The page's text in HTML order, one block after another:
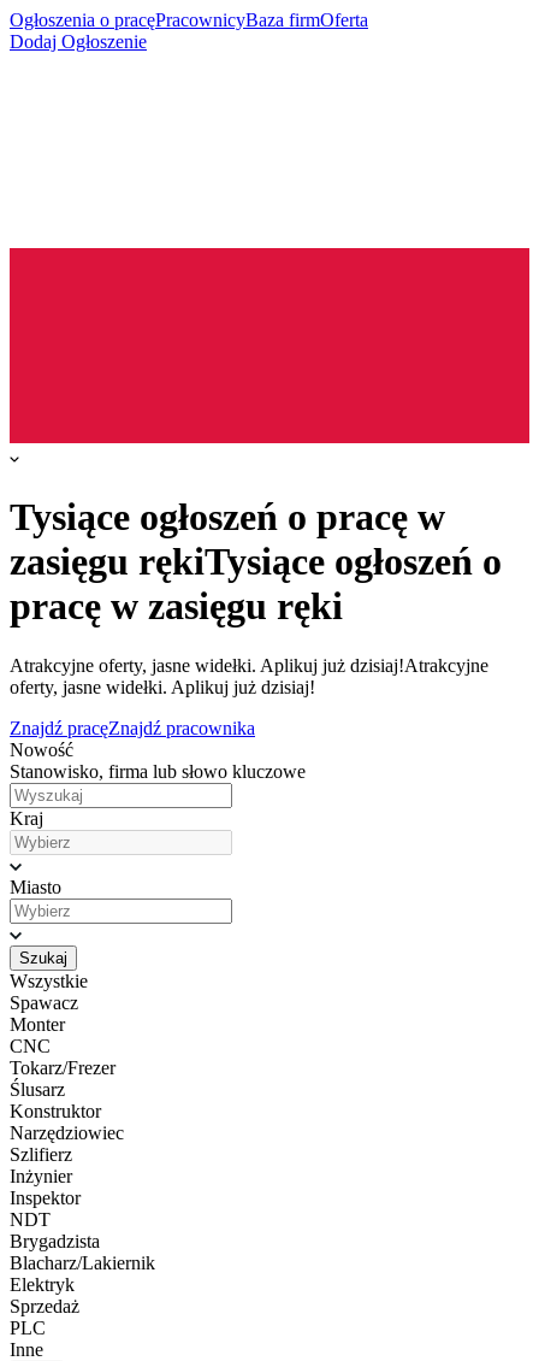
Ogłoszenia o pracęPracownicyBaza firmOferta
Dodaj Ogłoszenie
Tysiące ogłoszeń o pracę w
zasięgu rękiTysiące ogłoszeń o
pracę w zasięgu ręki
Atrakcyjne oferty, jasne widełki. Aplikuj już dzisiaj!Atrakcyjne
oferty, jasne widełki. Aplikuj już dzisiaj!
Znajdź pracęZnajdź pracownika
Nowość
Stanowisko, firma lub słowo kluczowe
Kraj
Miasto
Szukaj
Wszystkie
Spawacz
Monter
CNC
Tokarz/Frezer
Ślusarz
Konstruktor
Narzędziowiec
Szlifierz
Inżynier
Inspektor
NDT
Brygadzista
Blacharz/Lakiernik
Elektryk
Sprzedaż
PLC
Inne